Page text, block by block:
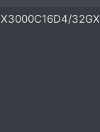
32GX